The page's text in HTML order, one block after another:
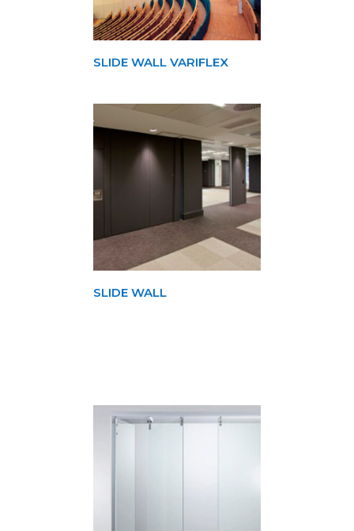
SLIDE WALL VARIFLEX
SLIDE WALL